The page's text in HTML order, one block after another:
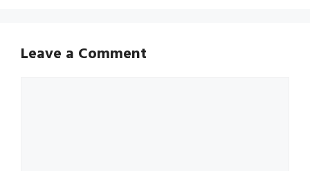
Leave a Comment